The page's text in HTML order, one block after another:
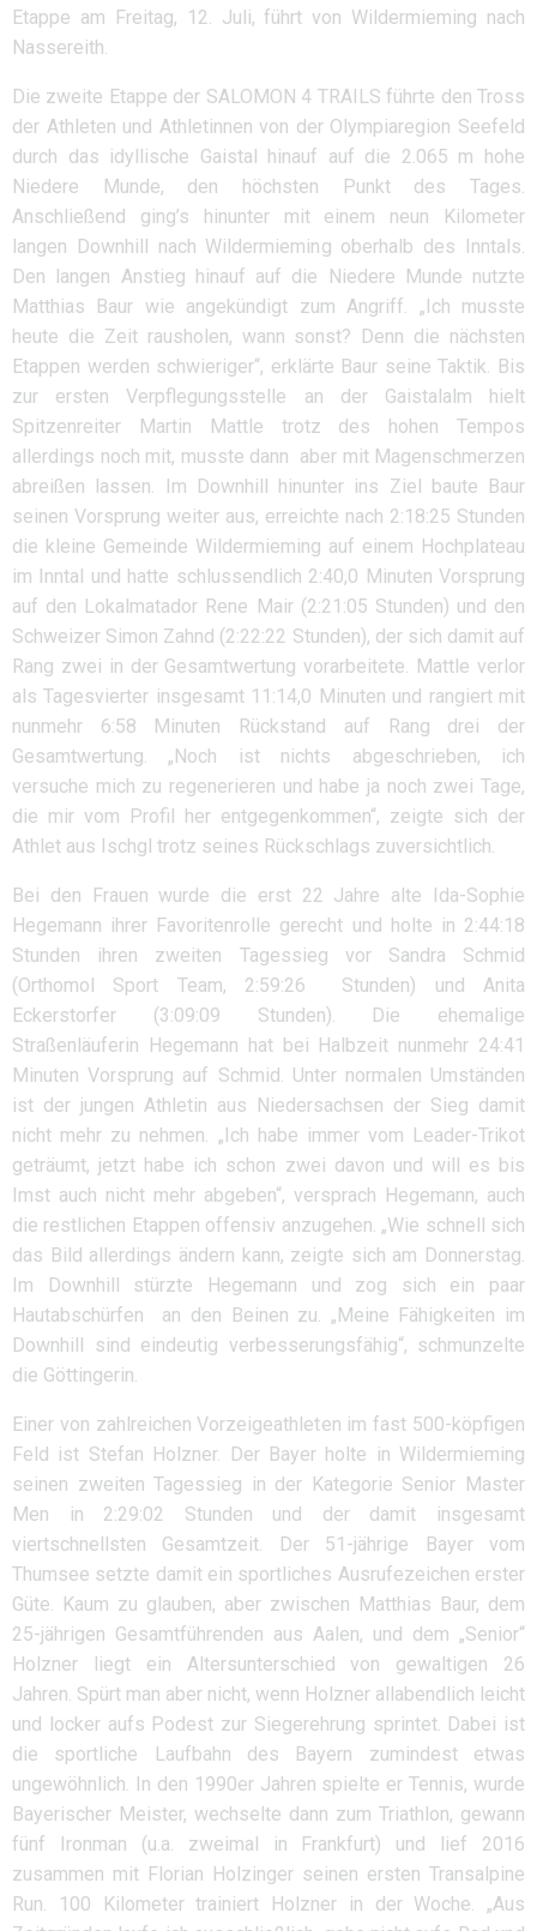
Etappe am Freitag, 12. Juli, führt von Wildermieming nach
Nassereith.
Die zweite Etappe der SALOMON 4 TRAILS führte den Tross
der Athleten und Athletinnen von der Olympiaregion Seefeld
durch das idyllische Gaistal hinauf auf die 2.065 m hohe
Niedere Munde, den höchsten Punkt des Tages.
Anschließend ging’s hinunter mit einem neun Kilometer
langen Downhill nach Wildermieming oberhalb des Inntals.
Den langen Anstieg hinauf auf die Niedere Munde nutzte
Matthias Baur wie angekündigt zum Angriff. „Ich musste
heute die Zeit rausholen, wann sonst? Denn die nächsten
Etappen werden schwieriger“, erklärte Baur seine Taktik. Bis
zur ersten Verpflegungsstelle an der Gaistalalm hielt
Spitzenreiter Martin Mattle trotz des hohen Tempos
allerdings noch mit, musste dann aber mit Magenschmerzen
abreißen lassen. Im Downhill hinunter ins Ziel baute Baur
seinen Vorsprung weiter aus, erreichte nach 2:18:25 Stunden
die kleine Gemeinde Wildermieming auf einem Hochplateau
im Inntal und hatte schlussendlich 2:40,0 Minuten Vorsprung
auf den Lokalmatador Rene Mair (2:21:05 Stunden) und den
Schweizer Simon Zahnd (2:22:22 Stunden), der sich damit auf
Rang zwei in der Gesamtwertung vorarbeitete. Mattle verlor
als Tagesvierter insgesamt 11:14,0 Minuten und rangiert mit
nunmehr 6:58 Minuten Rückstand auf Rang drei der
Gesamtwertung. „Noch ist nichts abgeschrieben, ich
versuche mich zu regenerieren und habe ja noch zwei Tage,
die mir vom Profil her entgegenkommen“, zeigte sich der
Athlet aus Ischgl trotz seines Rückschlags zuversichtlich.
Bei den Frauen wurde die erst 22 Jahre alte Ida-Sophie
Hegemann ihrer Favoritenrolle gerecht und holte in 2:44:18
Stunden ihren zweiten Tagessieg vor Sandra Schmid
(Orthomol Sport Team, 2:59:26 Stunden) und Anita
Eckerstorfer (3:09:09 Stunden). Die ehemalige
Straßenläuferin Hegemann hat bei Halbzeit nunmehr 24:41
Minuten Vorsprung auf Schmid. Unter normalen Umständen
ist der jungen Athletin aus Niedersachsen der Sieg damit
nicht mehr zu nehmen. „Ich habe immer vom Leader-Trikot
geträumt, jetzt habe ich schon zwei davon und will es bis
Imst auch nicht mehr abgeben“, versprach Hegemann, auch
die restlichen Etappen offensiv anzugehen. „Wie schnell sich
das Bild allerdings ändern kann, zeigte sich am Donnerstag.
Im Downhill stürzte Hegemann und zog sich ein paar
Hautabschürfen an den Beinen zu. „Meine Fähigkeiten im
Downhill sind eindeutig verbesserungsfähig“, schmunzelte
die Göttingerin.
Einer von zahlreichen Vorzeigeathleten im fast 500-köpfigen
Feld ist Stefan Holzner. Der Bayer holte in Wildermieming
seinen zweiten Tagessieg in der Kategorie Senior Master
Men in 2:29:02 Stunden und der damit insgesamt
viertschnellsten Gesamtzeit. Der 51-jährige Bayer vom
Thumsee setzte damit ein sportliches Ausrufezeichen erster
Güte. Kaum zu glauben, aber zwischen Matthias Baur, dem
25-jährigen Gesamtführenden aus Aalen, und dem „Senior“
Holzner liegt ein Altersunterschied von gewaltigen 26
Jahren. Spürt man aber nicht, wenn Holzner allabendlich leicht
und locker aufs Podest zur Siegerehrung sprintet. Dabei ist
die sportliche Laufbahn des Bayern zumindest etwas
ungewöhnlich. In den 1990er Jahren spielte er Tennis, wurde
Bayerischer Meister, wechselte dann zum Triathlon, gewann
fünf Ironman (u.a. zweimal in Frankfurt) und lief 2016
zusammen mit Florian Holzinger seinen ersten Transalpine
Run. 100 Kilometer trainiert Holzner in der Woche. „Aus